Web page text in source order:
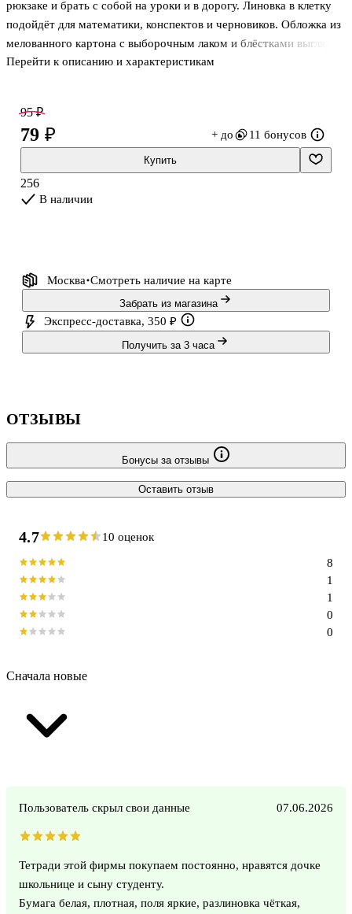
рюкзаке и брать с собой на уроки и в дорогу. Линовка в клетку
подойдёт для математики, конспектов и черновиков. Обложка из
мелованного картона с выборочным лаком и блёстками выглядит
аккуратно и защищает листы, а крепление на скрепке позволяет
Перейти к описанию и характеристикам
95 ₽
79 ₽ + до 11 бонусов
Купить
256
В наличии
Москва Смотреть наличие на карте
Забрать из магазина
Экспресс-доставка, 350 ₽
Получить за 3 часа
ОТЗЫВЫ
Бонусы за отзывы
Оставить отзыв
4.7 10 оценок
0
0
1
1
8
Сначала новые
Пользователь скрыл свои данные 07.06.2026
Тетради этой фирмы покупаем постоянно, нравятся дочке
школьнице и сыну студенту.
Бумага белая, плотная, поля яркие, разлиновка чёткая,